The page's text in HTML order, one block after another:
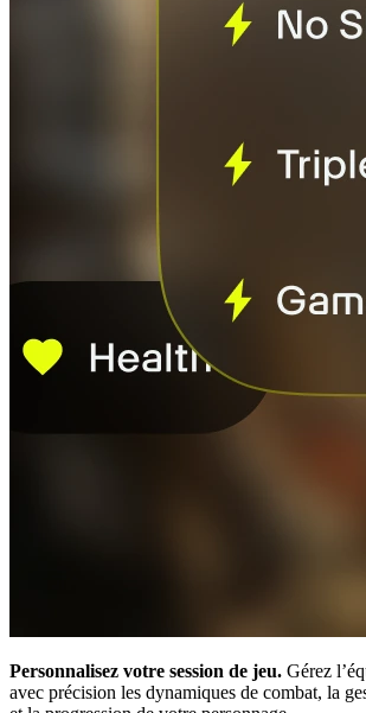
Personnalisez votre session de jeu. Gérez
avec précision les dynamiques de combat, la